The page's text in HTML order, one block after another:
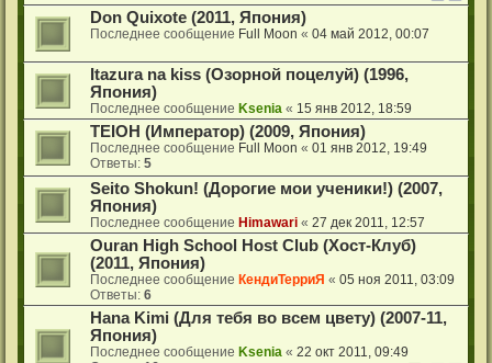
Don Quixote (2011, Япония)
Последнее сообщение Full Moon « 04 май 2012, 00:07
Itazura na kiss (Озорной поцелуй) (1996,
Япония)
Последнее сообщение Ksenia « 15 янв 2012, 18:59
TEIOH (Император) (2009, Япония)
Последнее сообщение Full Moon « 01 янв 2012, 19:49
Ответы: 5
Seito Shokun! (Дорогие мои ученики!) (2007,
Япония)
Последнее сообщение Himawari « 27 дек 2011, 12:57
Ouran High School Host Club (Хост-Клуб)
(2011, Япония)
Последнее сообщение КендиТерриЯ « 05 ноя 2011, 03:09
Ответы: 6
Hana Kimi (Для тебя во всем цвету) (2007-11,
Япония)
Последнее сообщение Ksenia « 22 окт 2011, 09:49